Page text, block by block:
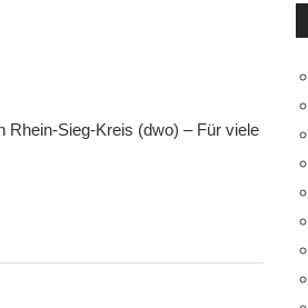
Rhein-Sieg-Kreis (dwo) – Für viele